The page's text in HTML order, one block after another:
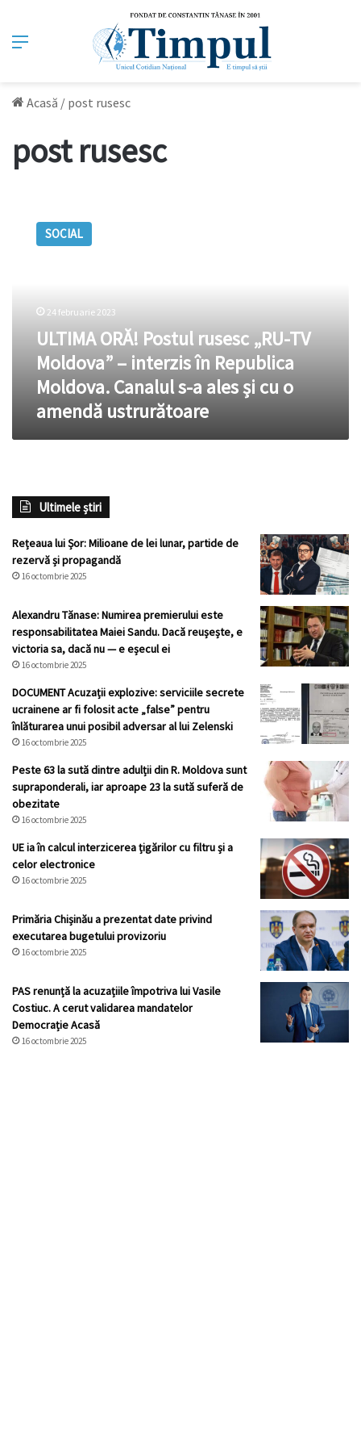
Meniu
Acasă / post rusesc
post rusesc
ORĂ!
Postul
Moldova”
interzis
Republica
Moldova.
Canalul
a
cu
ustrurătoare
SOCIAL
24 februarie 2023
ULTIMA ORĂ! Postul rusesc „RU-TV
Moldova” – interzis în Republica
Moldova. Canalul s-a ales și cu o
amendă ustrurătoare
Ultimele știri
Rețeaua lui Șor: Milioane de lei lunar, partide de
rezervă și propagandă
16 octombrie 2025
Alexandru Tănase: Numirea premierului este
responsabilitatea Maiei Sandu. Dacă reușește, e
victoria sa, dacă nu — e eșecul ei
16 octombrie 2025
DOCUMENT Acuzații explozive: serviciile secrete
ucrainene ar fi folosit acte „false” pentru
înlăturarea unui posibil adversar al lui Zelenski
16 octombrie 2025
Peste 63 la sută dintre adulții din R. Moldova sunt
supraponderali, iar aproape 23 la sută suferă de
obezitate
16 octombrie 2025
UE ia în calcul interzicerea țigărilor cu filtru și a
celor electronice
16 octombrie 2025
Primăria Chișinău a prezentat date privind
executarea bugetului provizoriu
16 octombrie 2025
PAS renunță la acuzațiile împotriva lui Vasile
Costiuc. A cerut validarea mandatelor
Democrație Acasă
16 octombrie 2025